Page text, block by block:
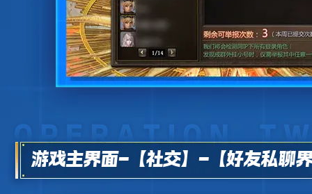
游戏主界面-【社交】-【好友私聊